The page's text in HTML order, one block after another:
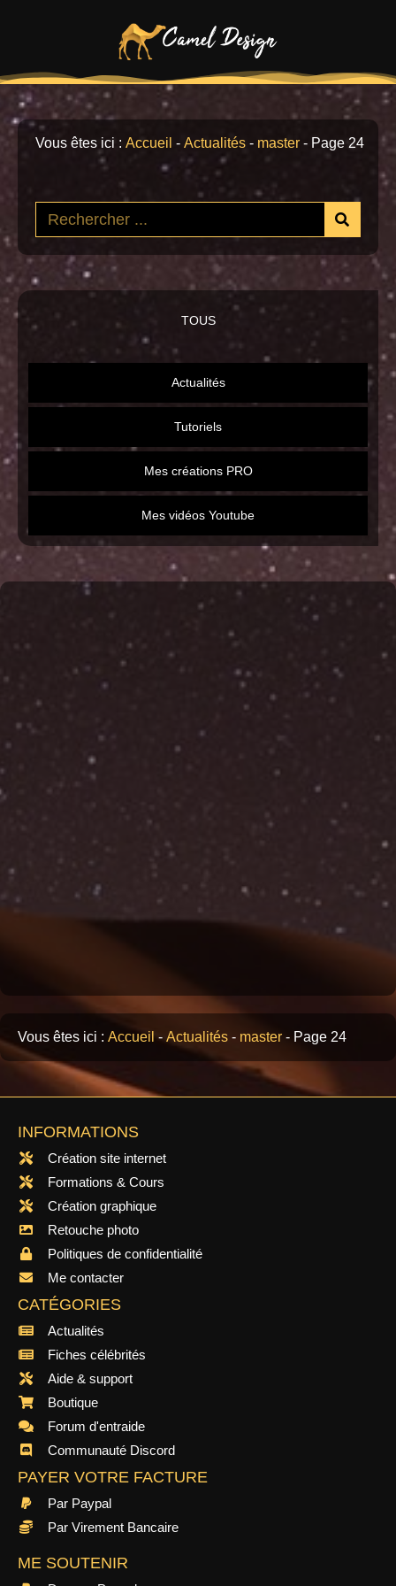
Vous êtes ici : Accueil - Actualités - master - Page 24
TOUS
Actualités
Tutoriels
Mes créations PRO
Mes vidéos Youtube
Vous êtes ici : Accueil- Actualités - master - Page 24
INFORMATIONS
Création site internet
Formations & Cours
Création graphique
Retouche photo
Politiques de confidentialité
Me contacter
CATÉGORIES
Actualités
Fiches célébrités
Aide & support
Boutique
Forum d'entraide
Communauté Discord
PAYER VOTRE FACTURE
Par Paypal
Par Virement Bancaire
ME SOUTENIR